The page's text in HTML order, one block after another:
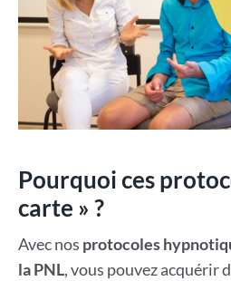
Pourquoi ces
carte » ?
Avec nos protocoles
la PNL, vous pouvez acquérir